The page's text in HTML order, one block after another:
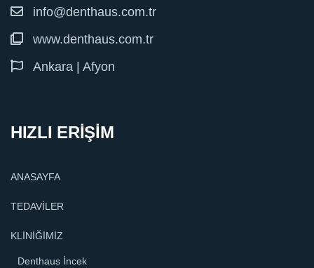
info@denthaus.com.tr
www.denthaus.com.tr
Ankara | Afyon
HIZLI ERİŞİM
ANASAYFA
TEDAVİLER
KLİNİĞİMİZ
Denthaus İncek